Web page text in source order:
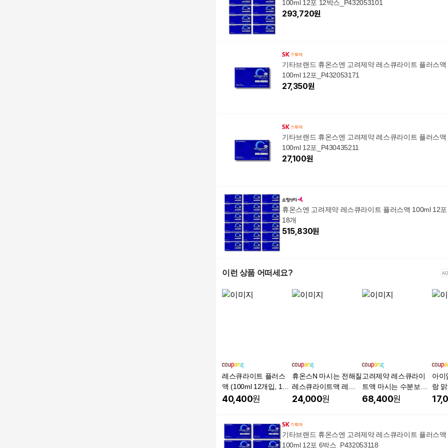
100ml 12포 12박스_P432053101
293,720원
기타브랜드 휴온스엔 고려제약 레스큐라이트 플러스액
100ml 12포_P432053171
27,350원
기타브랜드 휴온스엔 고려제약 레스큐라이트 플러스액
100ml 12포_P430435211
27,100원
휴온스엔 고려제약 레스큐라이트 플러스액 100ml 12포
18개
515,830원
이런 상품 어떠세요?
레스큐라이트 플러스
액 (100ml 12개입, 1박
스)
40,400원
휴온스N 마시는 전해질
레스큐라이트액 레스
큐라이트 프로
24,000원
고려제약 레스큐라이
트액 마시는 수분보충
음료 12포 1상자
68,400원
아이
랑
스
기타브랜드 휴온스엔 고려제약 레스큐라이트 플러스액
100ml 12포 6박스_P432053118